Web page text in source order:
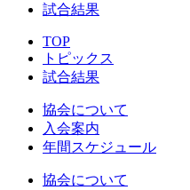
試合結果
TOP
トピックス
試合結果
協会について
入会案内
年間スケジュール
協会について